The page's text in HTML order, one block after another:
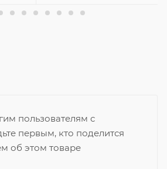
пользователям с
первым, кто поделится
об этом товаре